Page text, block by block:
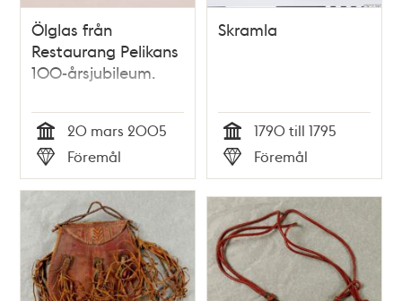
Ölglas från
Restaurang Pelikans
100-årsjubileum.
Tid
20 mars 2005
Typ
Föremål
Skramla
Tid
1790 till 1795
Typ
Föremål